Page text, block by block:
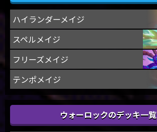
ハイランダーメイジ
スペルメイジ
フリーズメイジ
テンポメイジ
ウォーロックのデッキ一覧